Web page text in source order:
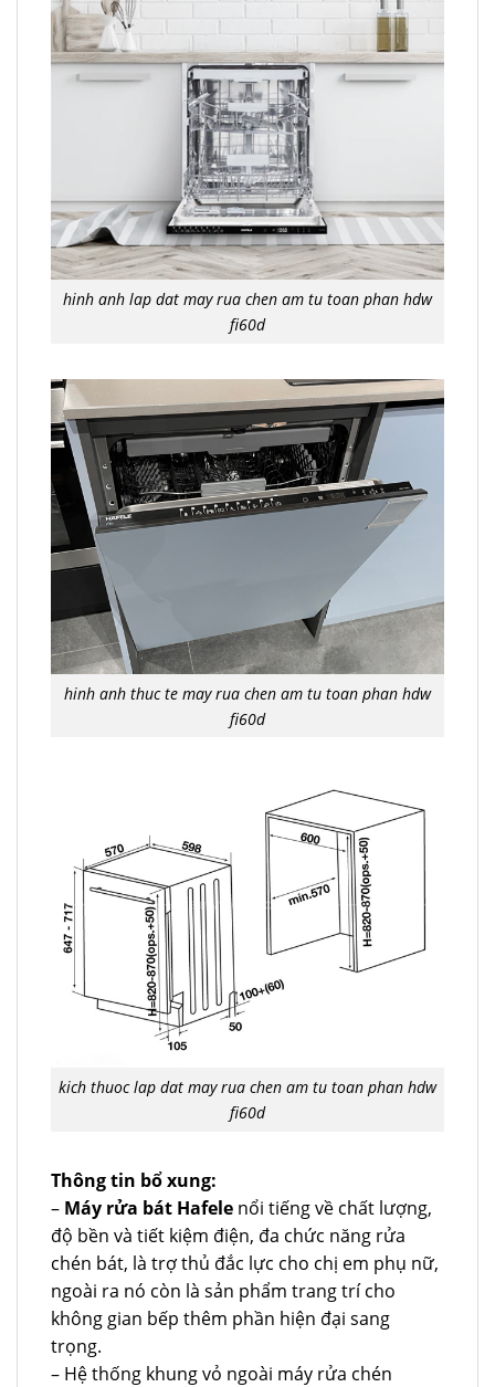
hinh anh lap dat may rua chen am tu toan phan hdw
fi60d
hinh anh thuc te may rua chen am tu toan phan hdw
fi60d
kich thuoc lap dat may rua chen am tu toan phan hdw
fi60d
Thông tin bổ xung:
– Máy rửa bát Hafele nổi tiếng về chất lượng,
độ bền và tiết kiệm điện, đa chức năng rửa
chén bát, là trợ thủ đắc lực cho chị em phụ nữ,
ngoài ra nó còn là sản phẩm trang trí cho
không gian bếp thêm phần hiện đại sang
trọng.
– Hệ thống khung vỏ ngoài máy rửa chén